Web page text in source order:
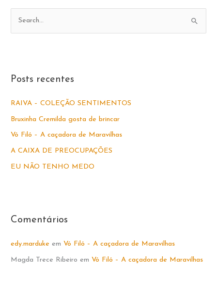
s
r
Posts recentes
RAIVA – COLEÇÃO SENTIMENTOS
Bruxinha Cremilda gosta de brincar
Vó Filó – A caçadora de Maravilhas
A CAIXA DE PREOCUPAÇÕES
EU NÃO TENHO MEDO
Comentários
edy.marduke em Vó Filó – A caçadora de Maravilhas
Magda Trece Ribeiro emVó Filó – A caçadora de Maravilhas